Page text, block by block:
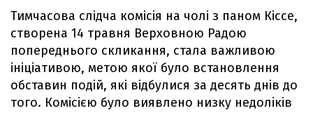
Тимчасова слідча комісія на чолі з паном Кіссе,
створена 14 травня Верховною Радою
попереднього скликання, стала важливою
ініціативою, метою якої було встановлення
обставин подій, які відбулися за десять днів до
того. Комісією було виявлено низку недоліків